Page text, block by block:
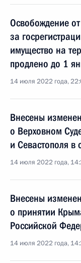
Освобождение
за
имущество на
продлено до 1
14 июля 2022 года,
Внесены
о Верховном
и Севастополя в
14 июля 2022 года,
Внесены
о принятии
Российской
14 июля 2022 года,